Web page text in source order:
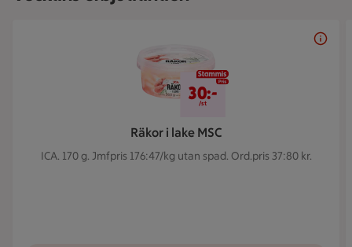
Räkor i lake MSC
ICA. 170 g. Jmfpris 176:47/kg utan spad. Ord.pris 37:80 kr.
30 kr/st
30:-
/st